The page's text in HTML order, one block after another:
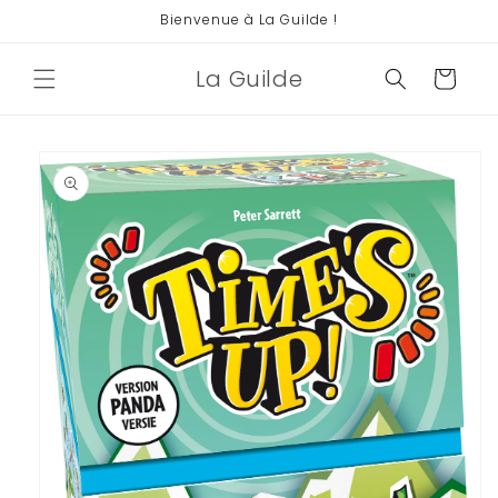
contenu
Bienvenue à La Guilde !
La Guilde Panier
informations
produits